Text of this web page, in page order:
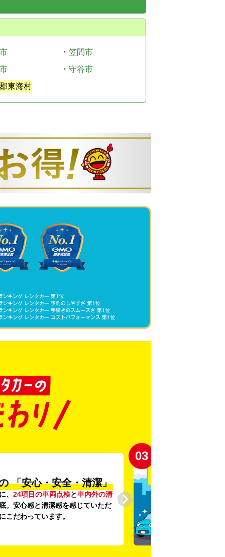
・ 笠間市
・ 守谷市
東海村
「安心・安全・清潔」
、 24項目の車両点検と車内外の清
。安心感と清潔感を感じていただ
こだわっています。
03